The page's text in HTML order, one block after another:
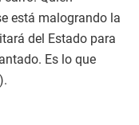
está malogrando la
del Estado para
Es lo que